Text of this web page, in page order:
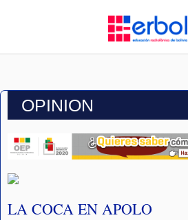
OPINION
LA COCA EN APOLO